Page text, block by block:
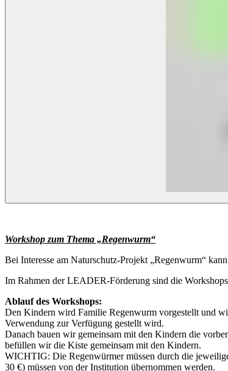
Workshop zum Thema „Regenwurm“
Bei Interesse am Naturschutz-Projekt „Regenwurm“
Im Rahmen der LEADER-Förderung sind die
Ablauf des Workshops:
Den Kindern wird Familie Regenwurm vorgestellt und
Verwendung zur Verfügung gestellt wird.
Danach bauen wir gemeinsam mit den Kindern die
befüllen wir die Kiste gemeinsam mit den Kindern.
WICHTIG: Die Regenwürmer müssen durch die
30 €) müssen von der Institution übernommen werden.